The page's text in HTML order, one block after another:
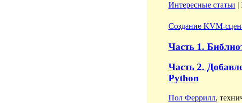
Интересные статьи |
Создание KVM-
Часть 1.
Часть 2.
Python
Пол Феррилл,